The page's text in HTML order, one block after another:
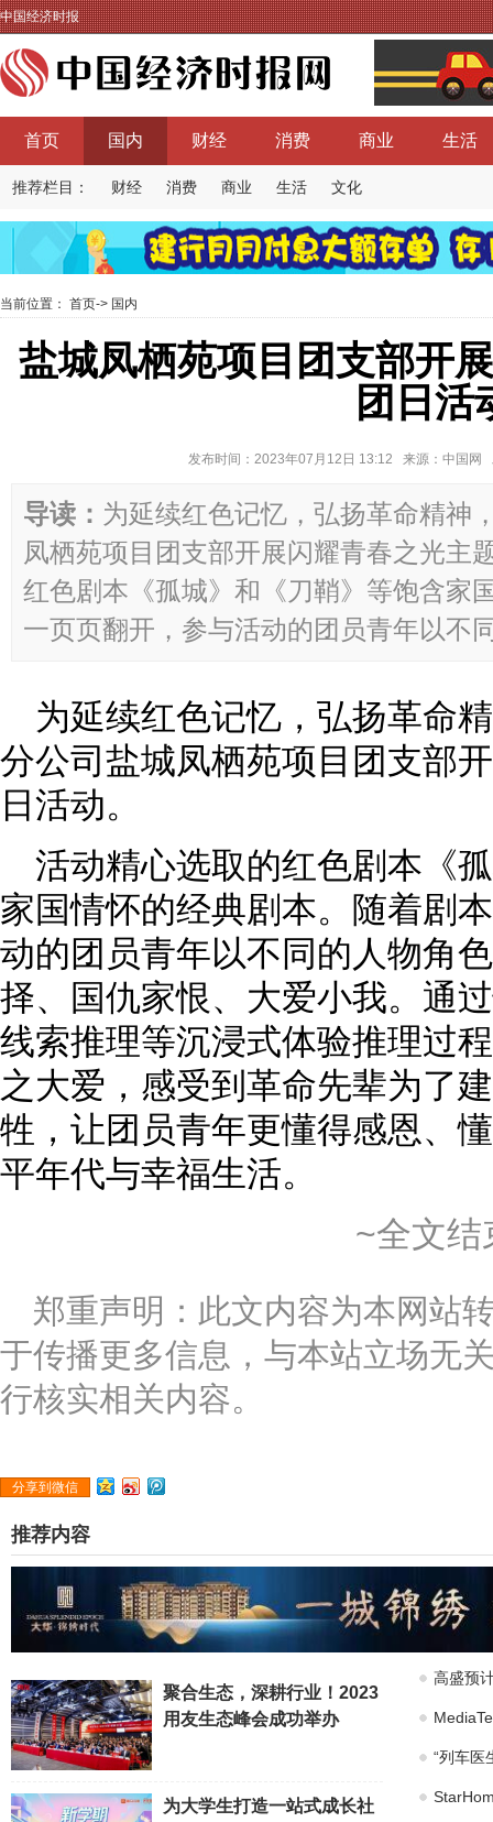
中国经济时报
首页 国内 财经 消费 商业 生活
推荐栏目： 财经 消费 商业 生活 文化
当前位置： 首页-> 国内
盐城凤栖苑项目团支部开
团日活
发布时间：2023年07月12日 13:12 来源：中国
导读： 为延续红色记忆，弘扬革命精神
凤栖苑项目团支部开展闪耀青春之光主
红色剧本《孤城》和《刀鞘》等饱含家
一页页翻开，参与活动的团员青年以不
为延续红色记忆，弘扬革命
分公司盐城凤栖苑项目团支部
日活动。
活动精心选取的红色剧本《
家国情怀的经典剧本。随着剧
动的团员青年以不同的人物角
择、国仇家恨、大爱小我。通
线索推理等沉浸式体验推理过
之大爱，感受到革命先辈为了
牲，让团员青年更懂得感恩、
平年代与幸福生活。
~全文结
郑重声明：此文内容为本网站
于传播更多信息，与本站立场无
行核实相关内容。
分享到微信
推荐内容
聚合生态，深耕行业！2023
用友生态峰会成功举办
为大学生打造一站式成长社
高盛预
“列车医